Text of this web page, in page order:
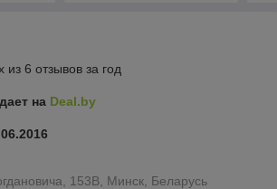
6 отзывов за год
на Deal.by
153В, Минск, Беларусь